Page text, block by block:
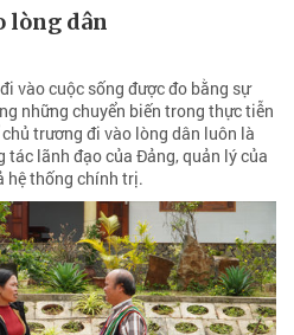
lòng dân
vào cuộc sống được đo bằng sự
những chuyển biến trong thực tiễn
trương đi vào lòng dân luôn là
tác lãnh đạo của Đảng, quản lý của
hệ thống chính trị.